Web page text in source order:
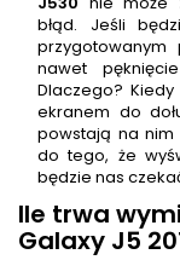
błąd. Jeśli
przygotowanym
nawet
Dlaczego?
ekranem do
powstają na nim
do tego, że
będzie nas
Ile trwa
Galaxy J5